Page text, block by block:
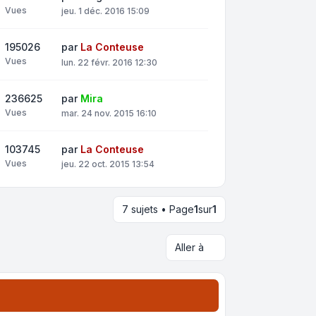
Vues jeu. 1 déc. 2016 15:09
195026
Vues
par La Conteuse
lun. 22 févr. 2016 12:30
236625
Vues
par Mira
mar. 24 nov. 2015 16:10
103745
Vues
par La Conteuse
jeu. 22 oct. 2015 13:54
7 sujets • Page1sur1
Aller à